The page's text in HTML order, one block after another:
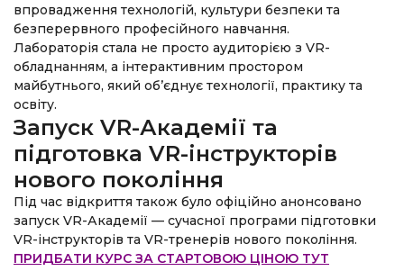
впровадження технологій, культури безпеки та
безперервного професійного навчання.
Лабораторія стала не просто аудиторією з VR-
обладнанням, а інтерактивним простором
майбутнього, який об’єднує технології, практику та
освіту.
Запуск VR-Академії та
підготовка VR-інструкторів
нового покоління
Під час відкриття також було офіційно анонсовано
запуск VR-Академії — сучасної програми підготовки
VR-інструкторів та VR-тренерів нового покоління.
ПРИДБАТИ КУРС ЗА СТАРТОВОЮ ЦІНОЮ ТУТ